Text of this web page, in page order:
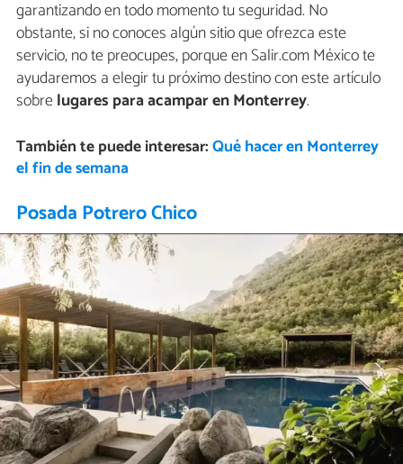
garantizando en todo momento tu seguridad. No
obstante, si no conoces algún sitio que ofrezca este
servicio, no te preocupes, porque en Salir.com México te
ayudaremos a elegir tu próximo destino con este artículo
sobrelugares para acampar en Monterrey.
También te puede interesar:Qué hacer en Monterrey
el fin de semana
Posada Potrero Chico